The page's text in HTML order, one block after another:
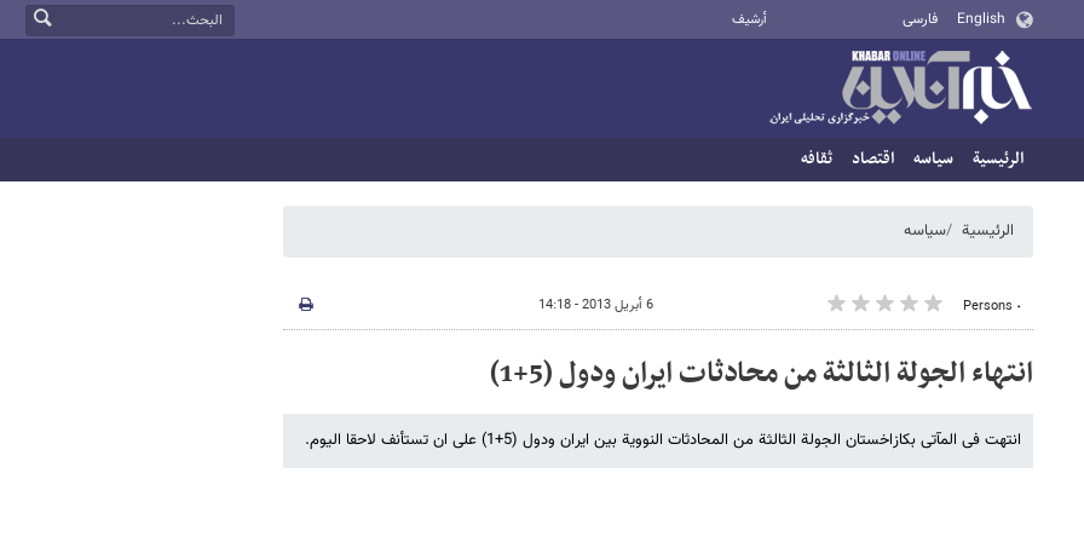
English فارسی أرشيف
الرئيسية سیاسه اقتصاد ثقافه
الرئيسية سیاسه
٠ Persons 6 أبريل 2013 - 14:18
انتهاء الجولة الثالثة من محادثات ایران ودول (5+1)
انتهت فی المآتی بکازاخستان الجولة الثالثة من المحادثات النوویة بین ایران ودول (5+1) على ان تستأنف لاحقا الیوم.